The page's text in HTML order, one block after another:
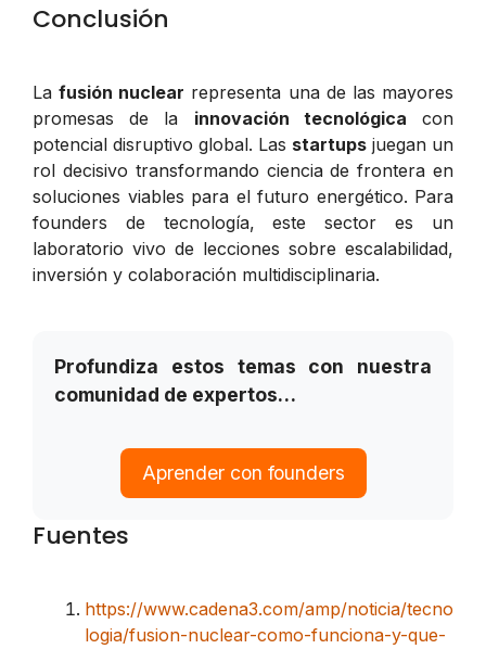
Conclusión
Lafusión nuclear representa una de las mayores
promesas de la innovación tecnológica con
potencial disruptivo global. Las startups juegan un
rol decisivo transformando ciencia de frontera en
soluciones viables para el futuro energético. Para
founders de tecnología, este sector es un
laboratorio vivo de lecciones sobre escalabilidad,
inversión y colaboración multidisciplinaria.
Profundiza estos temas con nuestra
comunidad de expertos…
Aprender con founders
Fuentes
https://www.cadena3.com/amp/noticia/tecno
logia/fusion-nuclear-como-funciona-y-que-